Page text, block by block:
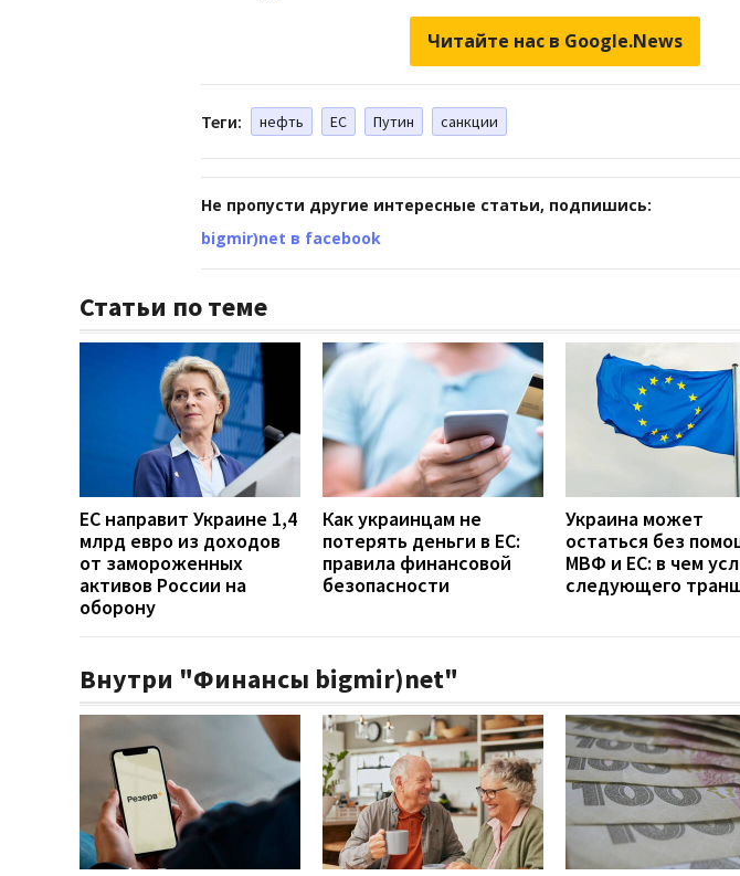
Читайте нас в Google.News
Теги: нефть ЕС Путин санкции
Не пропусти другие интересные статьи, подпишись:
bigmir)net в facebook
Статьи по теме
ЕС направит Украине 1,4
млрд евро из доходов
от замороженных
активов России на
оборону
Как украинцам не
потерять деньги в ЕС:
правила финансовой
безопасности
Украина может
остаться без
МВФ и ЕС: в чем
следующего
Внутри "Финансы bigmir)net"